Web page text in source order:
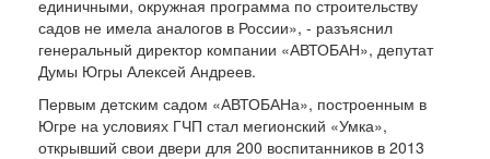
единичными, окружная программа по строительству
садов не имела аналогов в России», - разъяснил
генеральный директор компании «АВТОБАН», депутат
Думы Югры Алексей Андреев.
Первым детским садом «АВТОБАНа», построенным в
Югре на условиях ГЧП стал мегионский «Умка»,
открывший свои двери для 200 воспитанников в 2013